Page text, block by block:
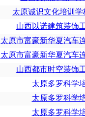
太原诚识文化培训
山西以诺建筑装饰
太原市富豪新华夏汽车
太原市富豪新华夏汽车
山西都市时空装饰
太原多罗科学
太原多罗科学
太原多罗科学